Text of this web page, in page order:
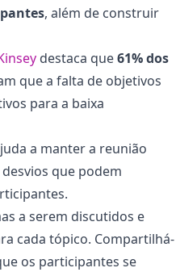
, além de construir
destaca que61% dos
que a falta de objetivos
para a baixa
a manter a reunião
que podem
a serem discutidos e
cada tópico. Compartilhá-
os participantes se